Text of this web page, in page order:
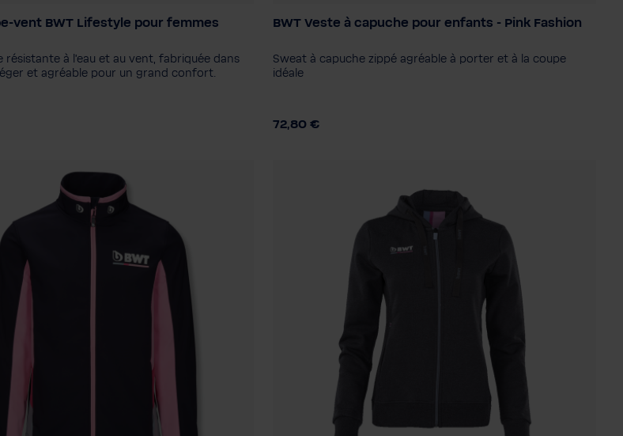
vent BWT Lifestyle pour femmes
résistante à l'eau et au vent, fabriquée dans
et agréable pour un grand confort.
Taille de l'enfant
BWT Veste à capuche pour enfants - Pink Fashion
Sweat à capuche zippé agréable à porter et à la coupe
idéale
72,80 €